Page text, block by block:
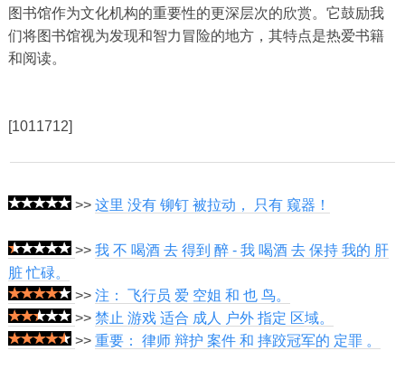
图书馆作为文化机构的重要性的更深层次的欣赏。它鼓励我
们将图书馆视为发现和智力冒险的地方，其特点是热爱书籍
和阅读。
[1011712]
>> 这里 没有 铆钉 被拉动， 只有 窥器！
>> 我 不 喝酒 去 得到 醉 - 我 喝酒 去 保持 我的 肝
脏 忙碌。
>> 注： 飞行员 爱 空姐 和 也 鸟。
>> 禁止 游戏 适合 成人 户外 指定 区域。
>> 重要： 律师 辩护 案件 和 摔跤冠军的 定罪 。